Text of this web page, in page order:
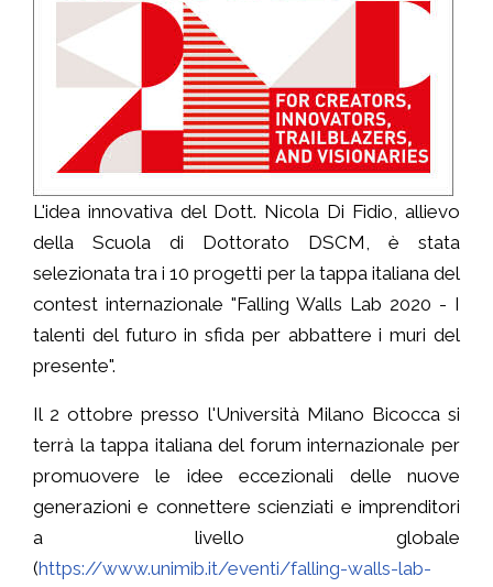
L'idea innovativa del Dott. Nicola Di Fidio, allievo
della Scuola di Dottorato DSCM, è stata
selezionata tra i 10 progetti per la tappa italiana del
contest internazionale "Falling Walls Lab 2020 - I
talenti del futuro in sfida per abbattere i muri del
presente".
Il 2 ottobre presso l'Università Milano Bicocca si
terrà la tappa italiana del forum internazionale per
promuovere le idee eccezionali delle nuove
generazioni e connettere scienziati e imprenditori
a livello globale
(https://www.unimib.it/eventi/falling-walls-lab-